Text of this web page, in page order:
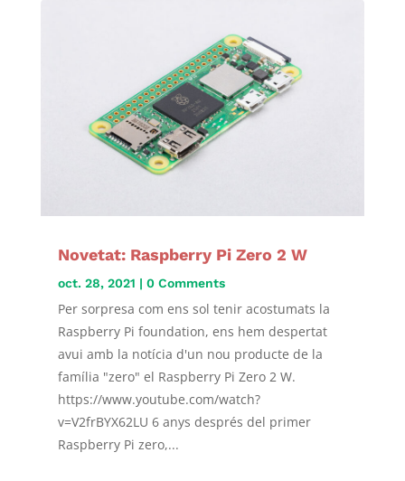
Novetat: Raspberry Pi Zero 2 W
oct. 28, 2021 | 0 Comments
Per sorpresa com ens sol tenir acostumats la
Raspberry Pi foundation, ens hem despertat
avui amb la notícia d'un nou producte de la
família "zero" el Raspberry Pi Zero 2 W.
https://www.youtube.com/watch?
v=V2frBYX62LU 6 anys després del primer
Raspberry Pi zero,...